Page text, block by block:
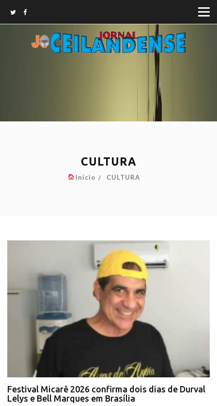
CULTURA
Início CULTURA
Festival Micarê 2026 confirma dois dias de Durval
Lelys e Bell Marques em Brasília